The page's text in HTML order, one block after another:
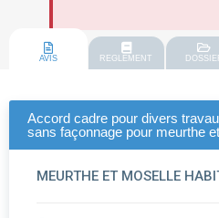
AVIS REGLEMENT
Accord cadre pour divers
sans façonnage pour meurthe
MEURTHE ET MOSELLE